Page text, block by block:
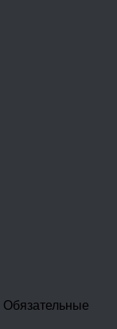
Обязательные